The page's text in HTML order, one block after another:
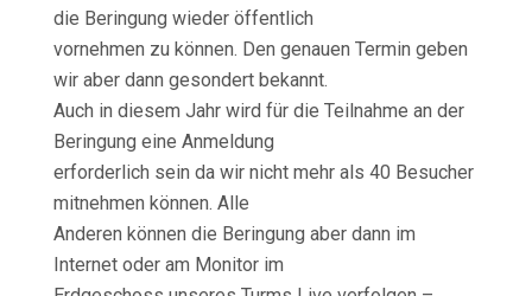
die Beringung wieder öffentlich
vornehmen zu können. Den genauen Termin geben
wir aber dann gesondert bekannt.
Auch in diesem Jahr wird für die Teilnahme an der
Beringung eine Anmeldung
erforderlich sein da wir nicht mehr als 40 Besucher
mitnehmen können. Alle
Anderen können die Beringung aber dann im
Internet oder am Monitor im